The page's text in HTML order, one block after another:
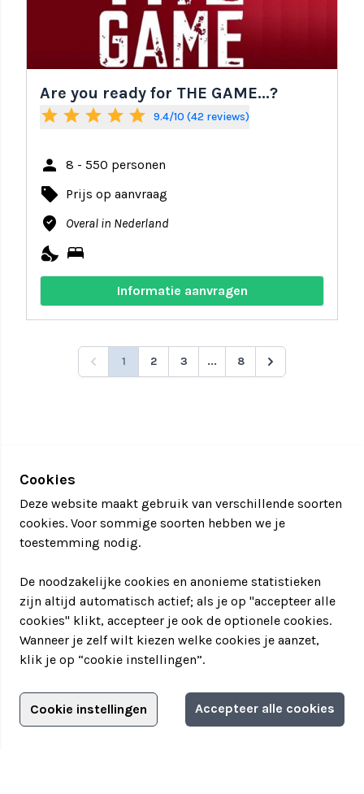
Filter jouw teamuitstapje!
Are you ready for THE GAME...?
star star star star star 9.4/10 (42 reviews)
person 8 - 550 personen
local_offer Prijs op aanvraag
where_to_vote Overal in Nederland
nights_stay bed
Informatie aanvragen
1 2 3 ... 8
Adverteren?
Adverteerdersopties
Cookies
Deze website maakt gebruik van verschillende soorten
cookies. Voor sommige soorten hebben we je
toestemming nodig.
De noodzakelijke cookies en anonieme statistieken
zijn altijd automatisch actief; als je op "accepteer alle
cookies" klikt, accepteer je ook de optionele cookies.
Wanneer je zelf wilt kiezen welke cookies je aanzet,
klik je op “cookie instellingen”.
Cookie instellingen Accepteer alle cookies